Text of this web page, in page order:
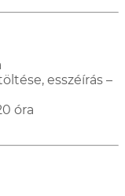
esszéírás –
óra